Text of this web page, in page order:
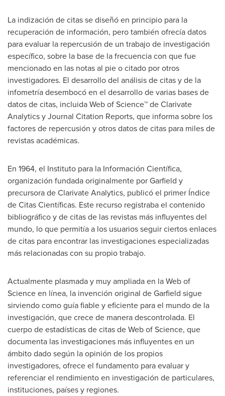
La indización de citas se diseñó en principio para la
recuperación de información, pero también ofrecía datos
para evaluar la repercusión de un trabajo de investigación
específico, sobre la base de la frecuencia con que fue
mencionado en las notas al pie o citado por otros
investigadores. El desarrollo del análisis de citas y de la
infometría desembocó en el desarrollo de varias bases de
datos de citas, incluida Web of Science™ de Clarivate
Analytics y Journal Citation Reports, que informa sobre los
factores de repercusión y otros datos de citas para miles de
revistas académicas.
En 1964, el Instituto para la Información Científica,
organización fundada originalmente por Garfield y
precursora de Clarivate Analytics, publicó el primer Índice
de Citas Científicas. Este recurso registraba el contenido
bibliográfico y de citas de las revistas más influyentes del
mundo, lo que permitía a los usuarios seguir ciertos enlaces
de citas para encontrar las investigaciones especializadas
más relacionadas con su propio trabajo.
Actualmente plasmada y muy ampliada en la Web of
Science en línea, la invención original de Garfield sigue
sirviendo como guía fiable y eficiente para el mundo de la
investigación, que crece de manera descontrolada. El
cuerpo de estadísticas de citas de Web of Science, que
documenta las investigaciones más influyentes en un
ámbito dado según la opinión de los propios
investigadores, ofrece el fundamento para evaluar y
referenciar el rendimiento en investigación de particulares,
instituciones, países y regiones.